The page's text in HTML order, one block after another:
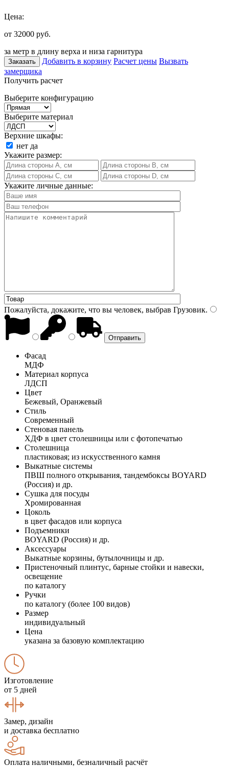
Цена:
от 32000 руб.
за метр в длину верха и низа гарнитура
Заказать Добавить в корзину Расчет цены Вызвать
замерщика
Получить расчет
Выберите конфигурацию
Выберите материал
Верхние шкафы:
нет да
Укажите размер:
Укажите личные данные:
Пожалуйста, докажите, что вы человек, выбрав Грузовик.
Фасад
МДФ
Материал корпуса
ЛДСП
Цвет
Бежевый, Оранжевый
Стиль
Современный
Стеновая панель
ХДФ в цвет столешницы или с фотопечатью
Столешница
пластиковая; из искусственного камня
Выкатные системы
ПВШ полного открывания, тандембоксы BOYARD
(Россия) и др.
Сушка для посуды
Хромированная
Цоколь
в цвет фасадов или корпуса
Подъемники
BOYARD (Россия) и др.
Аксессуары
Выкатные корзины, бутылочницы и др.
Пристеночный плинтус, барные стойки и навески,
освещение
по каталогу
Ручки
по каталогу (более 100 видов)
Размер
индивидуальный
Цена
указана за базовую комплектацию
Изготовление
от 5 дней
Замер, дизайн
и доставка бесплатно
Оплата наличными, безналичный расчёт